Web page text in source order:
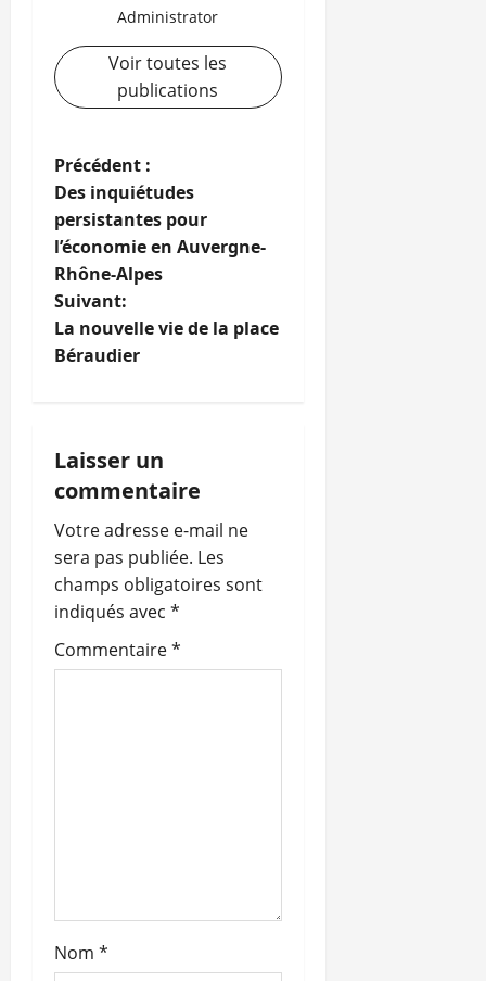
Administrator
Voir toutes les
publications
N
a
v
i
g
t
i
o
n
d
’
l
Précédent :
Des inquiétudes
persistantes pour
l’économie en Auvergne-
Rhône-Alpes
Suivant:
La nouvelle vie de la place
Béraudier
Laisser un
commentaire
Votre adresse e-mail ne
sera pas publiée. Les
champs obligatoires sont
indiqués avec *
Commentaire*
Nom *